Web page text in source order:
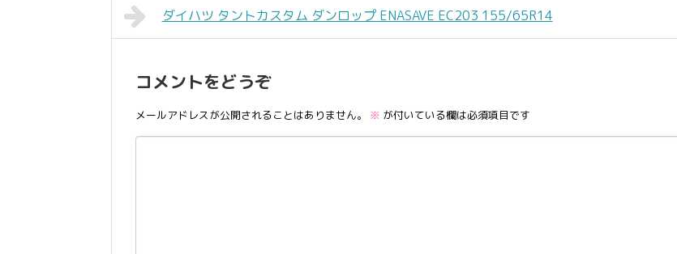
ダイハツ タントカスタム ダンロップ ENASAVE EC203 155/65R14
コメントをどうぞ
メールアドレスが公開されることはありません。 ※ が付いている欄は必須項目です